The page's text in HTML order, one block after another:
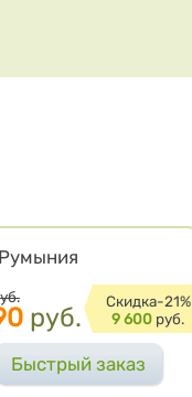
Румыния
руб.
Cкидка-21%
9 600 руб.